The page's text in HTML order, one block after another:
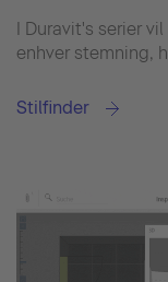
I Duravit's serier
enhver stemning,
Stilfinder